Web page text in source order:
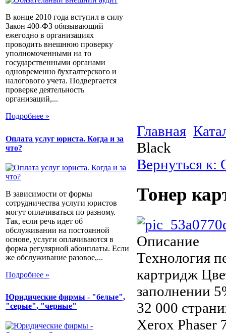
В конце 2010 года вступил в силу
Закон 400-ФЗ обязывающий
ежегодно в организациях
проводить внешнюю проверку
уполномоченными на то
государственными органами
одновременно бухгалтерского и
налогового учета. Подвергается
проверке деятельность
организаций,...
Подробнее »
Оплата услуг юриста. Когда и за
что?
В зависимости от формы
сотрудничества услуги юристов
могут оплачиваться по разному.
Так, если речь идет об
обслуживании на постоянной
основе, услуги оплачиваются в
форма регулярной абонплаты. Если
же обслуживание разовое,...
Подробнее »
Юридические фирмы - "белые",
"серые", "черные"
Главная
Black
Вернуться к:
Тонер
Описание
Технология
картридж
заполнении
32 000
Xerox Phaser